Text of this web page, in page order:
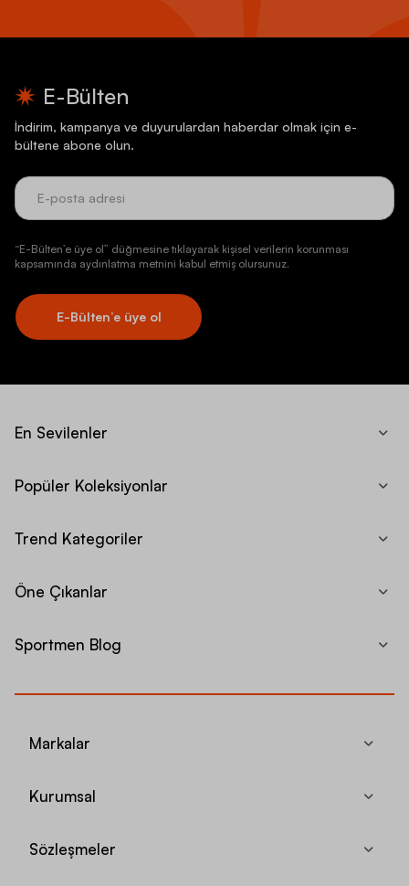
E-Bülten
İndirim, kampanya ve duyurulardan haberdar olmak için e-
bültene abone olun.
“E-Bülten’e üye ol” düğmesine tıklayarak kişisel verilerin korunması
kapsamında aydınlatma metnini kabul etmiş olursunuz.
E-Bülten’e üye ol
En Sevilenler
Popüler Koleksiyonlar
Trend Kategoriler
Öne Çıkanlar
Sportmen Blog
Markalar
Kurumsal
Sözleşmeler